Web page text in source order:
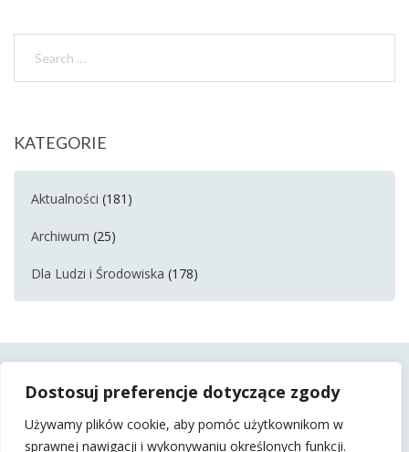
Dostosuj preferencje dotyczące zgody
Używamy plików cookie, aby pomóc użytkownikom w
sprawnej nawigacji i wykonywaniu określonych funkcji.
KATEGORIE
Aktualności (181)
Archiwum (25)
Dla Ludzi i Środowiska (178)